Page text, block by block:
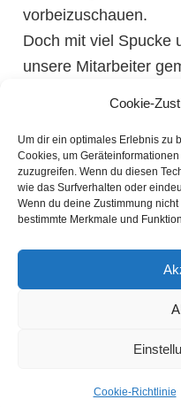
Cookie-
Um dir ein optimales Erlebnis zu
Cookies, um
zuzugreifen. Wenn du diesen
wie das Surfverhalten oder
Wenn du deine Zustimmung
bestimmte Merkmale und
Cookie-Richtlinie
vorbeizuschauen.
Doch mit viel Spucke
unsere Mitarbeiter
Ruckzuck wird ein
Privatssphäre
Mutter und Tochter
schauen!
und dem